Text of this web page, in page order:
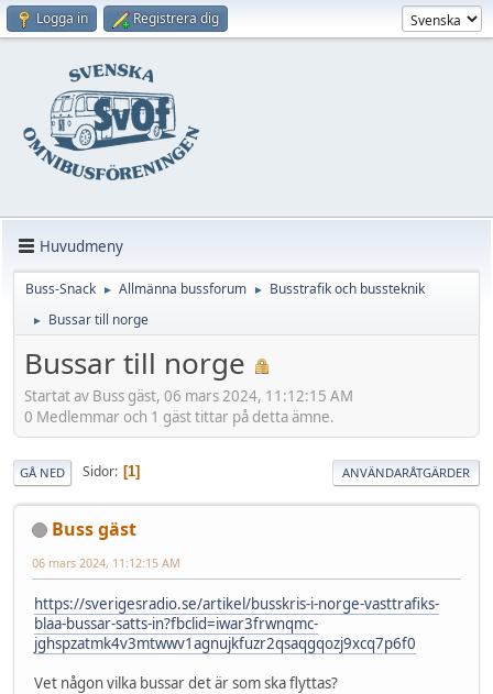
Logga in Registrera dig
Huvudmeny
Buss-Snack ► Allmänna bussforum ► Busstrafik och bussteknik
► Bussar till norge
Bussar till norge
Startat av Buss gäst, 06 mars 2024, 11:12:15 AM
0 Medlemmar och 1 gäst tittar på detta ämne.
GÅ NED Sidor 1 ANVÄNDARÅTGÄRDER
Buss gäst
06 mars 2024, 11:12:15 AM
https://sverigesradio.se/artikel/busskris-i-norge-vasttrafiks-
blaa-bussar-satts-in?fbclid=iwar3frwnqmc-
jghspzatmk4v3mtwwv1agnujkfuzr2qsaqgqozj9xcq7p6f0
Vet någon vilka bussar det är som ska flyttas?